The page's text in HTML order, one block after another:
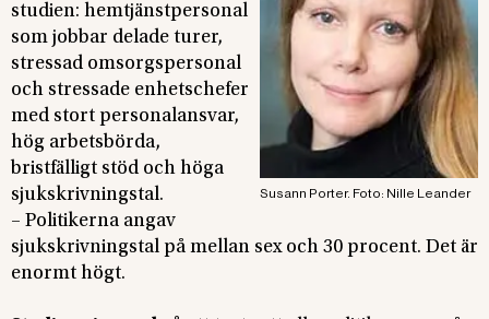
Susann Porter. Foto: Nille Leander
studien: hemtjänstpersonal
som jobbar delade turer,
stressad omsorgspersonal
och stressade enhetschefer
med stort personalansvar,
hög arbetsbörda,
bristfälligt stöd och höga
sjukskrivningstal.
– Politikerna angav
sjukskrivningstal på mellan sex och 30 procent. Det är
enormt högt.